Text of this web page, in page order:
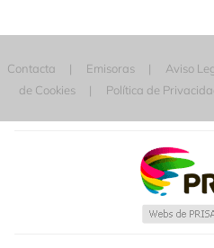
Contacta Emisoras Aviso
de Cookies
Política de